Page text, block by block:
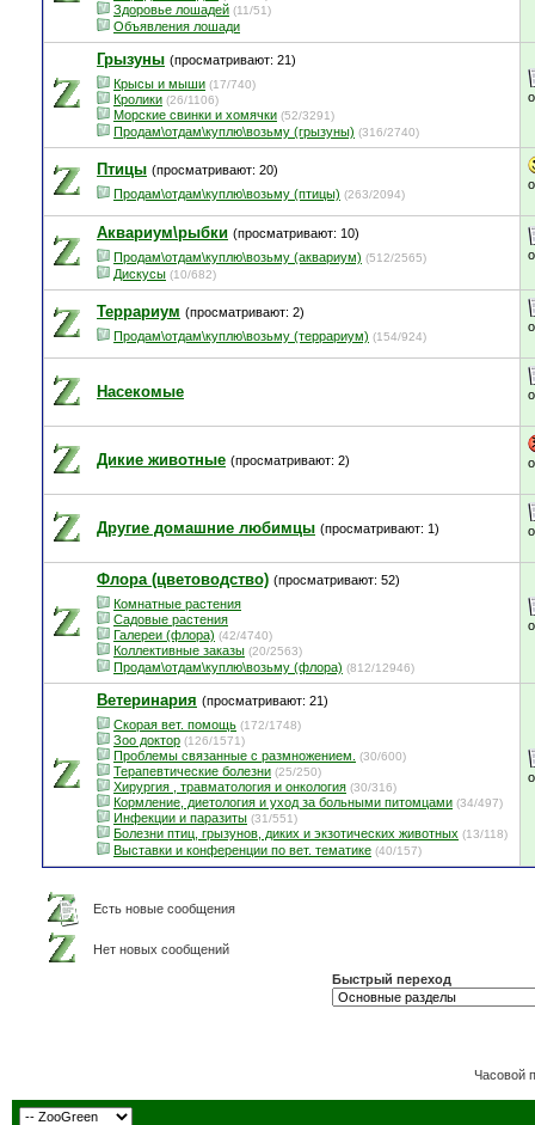
Здоровье лошадей (11/51)
Объявления лошади
Грызуны (просматривают: 21)
Крысы и мыши (17/740)
Кролики (26/1106)
Морские свинки и хомячки (52/3291)
Продам\отдам\куплю\возьму (грызуны) (316/2740)
Птицы (просматривают: 20)
Продам\отдам\куплю\возьму (птицы) (263/2094)
Аквариум\рыбки (просматривают: 10)
Продам\отдам\куплю\возьму (аквариум) (512/2565)
Дискусы (10/682)
Террариум (просматривают: 2)
Продам\отдам\куплю\возьму (террариум) (154/924)
Насекомые
Дикие животные (просматривают: 2)
Другие домашние любимцы (просматривают: 1)
Флора (цветоводство) (просматривают: 52)
Комнатные растения
Садовые растения
Галереи (флора) (42/4740)
Коллективные заказы (20/2563)
Продам\отдам\куплю\возьму (флора) (812/12946)
Ветеринария (просматривают: 21)
Скорая вет. помощь (172/1748)
Зоо доктор (126/1571)
Проблемы связанные с размножением. (30/600)
Терапевтические болезни (25/250)
Хирургия , травматология и онкология (30/316)
Кормление, диетология и уход за больными питомцами (34/497)
Инфекции и паразиты (31/551)
Болезни птиц, грызунов, диких и экзотических животных (13/118)
Выставки и конференции по вет. тематике (40/157)
Есть новые сообщения
Нет новых сообщений
Быстрый переход
Часовой